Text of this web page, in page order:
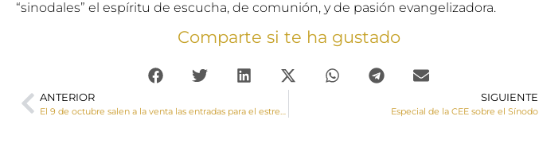
“sinodales” el espíritu de escucha, de comunión, y de pasión evangelizadora.
Comparte si te ha gustado
ANTERIOR
El 9 de octubre salen a la venta las entradas para el estreno del musical ‘Original, el paso de Carlo’ el 18 de noviembre en el Auditorio de Cuenca
SIGUIENTE
Especial de la CEE sobre el Sínodo